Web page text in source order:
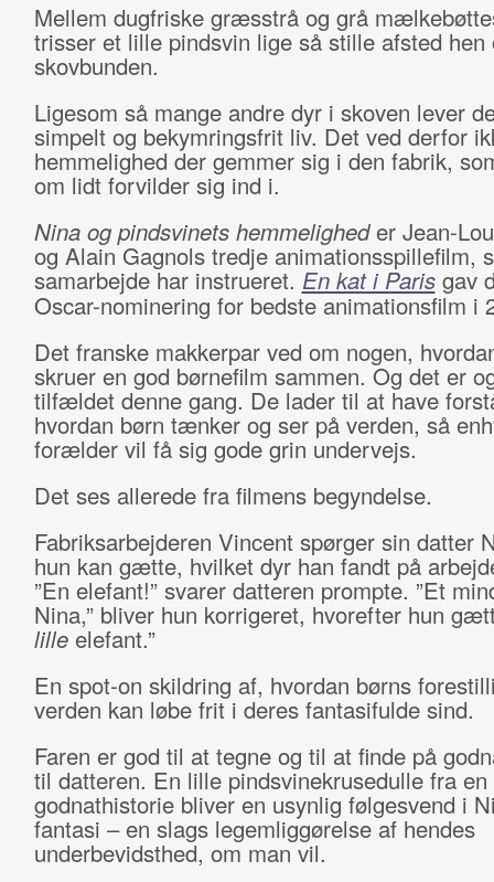
Mellem dugfriske græsstrå og grå
trisser et lille pindsvin lige så stille afsted hen
skovbunden.
Ligesom så mange andre dyr i skoven lever
simpelt og bekymringsfrit liv. Det ved derfor
hemmelighed der gemmer sig i den fabrik,
om lidt forvilder sig ind i.
Nina og pindsvinets hemmeligheder Jean-
og Alain Gagnols tredje animationsspillefilm,
samarbejde har instrueret. En kat i Parisgav
Oscar-nominering for bedste animationsfilm i
Det franske makkerpar ved om nogen,
skruer en god børnefilm sammen. Og det er
tilfældet denne gang. De lader til at have
hvordan børn tænker og ser på verden, så
forælder vil få sig gode grin undervejs.
Det ses allerede fra filmens begyndelse.
Fabriksarbejderen Vincent spørger sin datter
hun kan gætte, hvilket dyr han fandt på
”En elefant!” svarer datteren prompte. ”Et
Nina,” bliver hun korrigeret, hvorefter hun
lille elefant.”
En spot-on skildring af, hvordan børns
verden kan løbe frit i deres fantasifulde sind.
Faren er god til at tegne og til at finde på
til datteren. En lille pindsvinekrusedulle fra en
godnathistorie bliver en usynlig følgesvend i
fantasi – en slags legemliggørelse af hendes
underbevidsthed, om man vil.